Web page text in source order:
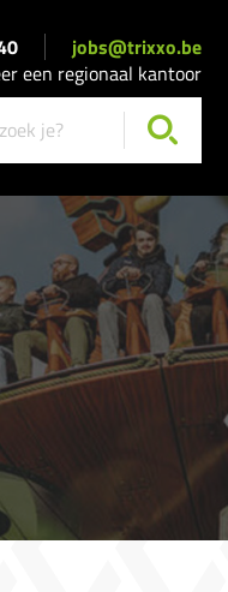
jobs@trixxo.be
een regionaal kantoor